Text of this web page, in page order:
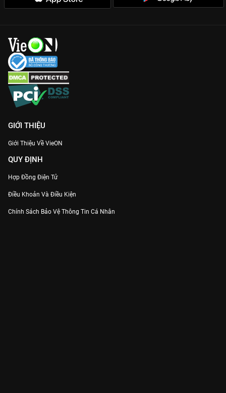
GIỚI THIỆU
Giới Thiệu Về VieON
QUY ĐỊNH
Hợp Đồng Điện Tử
Điều Khoản Và Điều Kiện
Chính Sách Bảo Vệ Thông Tin Cá Nhân